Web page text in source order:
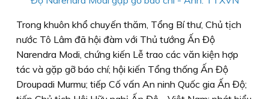
Trong khuôn khổ chuyến thăm, Tổng Bí thư, Chủ tịch
nước Tô Lâm đã hội đàm với Thủ tướng Ấn Độ
Narendra Modi, chứng kiến Lễ trao các văn kiện hợp
tác và gặp gỡ báo chí; hội kiến Tổng thống Ấn Độ
Droupadi Murmu; tiếp Cố vấn An ninh Quốc gia Ấn Độ;